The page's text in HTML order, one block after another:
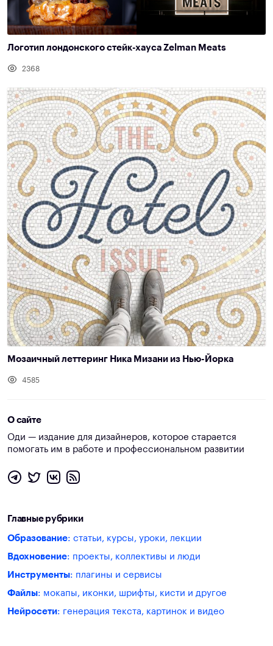
Логотип лондонского стейк-хауса Zelman Meats
2368
Мозаичный леттеринг Ника Мизани из Нью-Йорка
4585
О сайте
Оди — издание для дизайнеров, которое старается
помогать им в работе и профессиональном развитии
Главные рубрики
Образование: статьи, курсы, уроки, лекции
Вдохновение: проекты, коллективы и люди
Инструменты: плагины и сервисы
Файлы: мокапы, иконки, шрифты, кисти и другое
Нейросети: генерация текста, картинок и видео